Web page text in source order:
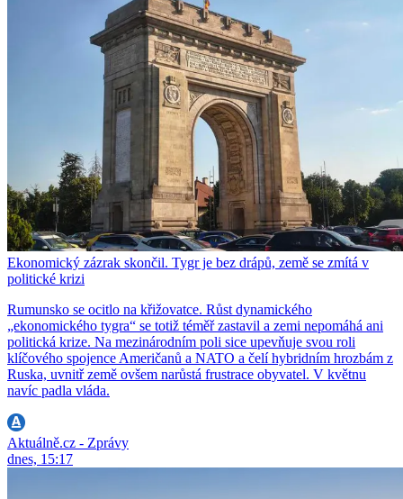
Ekonomický zázrak skončil. Tygr je bez drápů, země se zmítá v
politické krizi
Rumunsko se ocitlo na křižovatce. Růst dynamického
„ekonomického tygra“ se totiž téměř zastavil a zemi nepomáhá ani
politická krize. Na mezinárodním poli sice upevňuje svou roli
klíčového spojence Američanů a NATO a čelí hybridním hrozbám z
Ruska, uvnitř země ovšem narůstá frustrace obyvatel. V květnu
navíc padla vláda.
Aktuálně.cz - Zprávy
dnes, 15:17